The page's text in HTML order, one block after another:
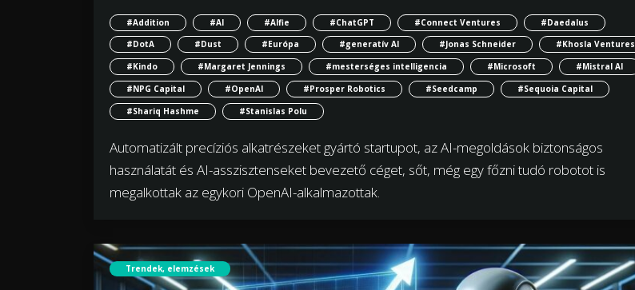
#Addition #AI #Alfie #ChatGPT #Connect Ventures
#Daedalus
#DotA
#Dust #Európa #generatív AI #Jonas Schneider
#Khosla Ventures
#Kindo
#Margaret Jennings #mesterséges intelligencia #Microsoft
#Mistral AI
#NPG Capital
#OpenAI #Prosper Robotics #Seedcamp
#Sequoia Capital
#Shariq Hashme
#Stanislas Polu
Automatizált precíziós alkatrészeket gyártó startupot, az AI-megoldások biztonságos
használatát és AI-asszisztenseket bevezető céget, sőt, még egy főzni tudó robotot is
megalkottak az egykori OpenAI-alkalmazottak.
Trendek, elemzések